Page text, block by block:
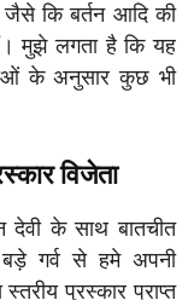
जैसे कि बर्तन आदि की
मुझे लगता है कि यह
के अनुसार कुछ भी
विजेता
देवी के साथ बातचीत
गर्व से हमे अपनी
पुरस्कार प्राप्त